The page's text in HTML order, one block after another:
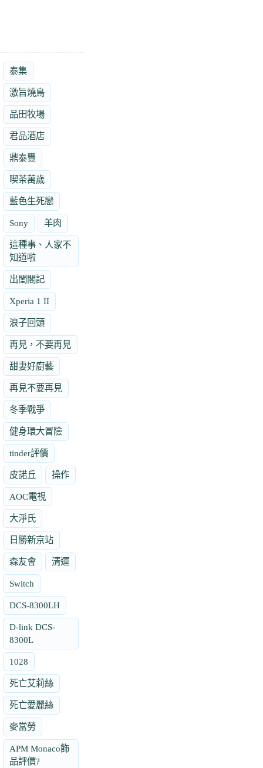
泰集
激旨燒鳥
品田牧場
君品酒店
鼎泰豐
喫茶萬歲
藍色生死戀
Sony 羊肉
這種事、人家不
知道啦
出閨閣記
Xperia 1 II
浪子回頭
再見，不要再見
甜妻好廚藝
再見不要再見
冬季戰爭
健身環大冒險
tinder評價
皮諾丘 操作
AOC電視
大淨氏
日勝新京站
森友會 清運
Switch
DCS-8300LH
D-link DCS-
8300L
1028
死亡艾莉絲
死亡愛麗絲
麥當勞
APM Monaco飾
品評價?